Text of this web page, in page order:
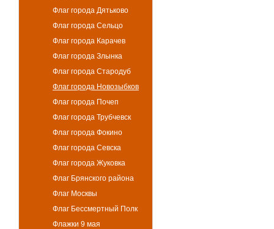
Флаг города Дятьково
Флаг города Сельцо
Флаг города Карачев
Флаг города Злынка
Флаг города Стародуб
Флаг города Новозыбков
Флаг города Почеп
Флаг города Трубчевск
Флаг города Фокино
Флаг города Севска
Флаг города Жуковка
Флаг Брянского района
Флаг Москвы
Флаг Бессмертный Полк
Флажки 9 мая